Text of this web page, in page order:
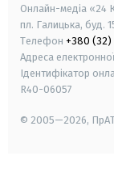
Онлайн-медіа «24
пл. Галицька, буд.
Телефон +380 (32)
Адреса
Ідентифікатор
R40-06057
© 2005—2026,